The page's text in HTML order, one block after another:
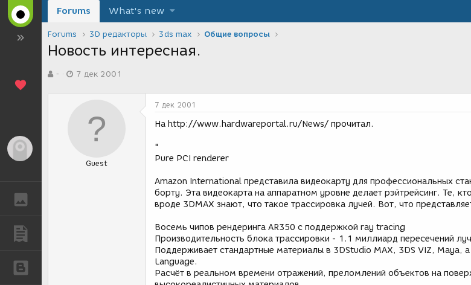
Forums What's new
Forums 3D редакторы 3ds max Общие вопросы
Новость интересная.
в-
а
7 дек 2001
Guest
7 дек 2001
На http://www.hardwareportal.ru/News/ прочитал.
"
Pure PCI renderer
Amazon International представила видеокарту для профессиональных
борту. Эта видеокарта на аппаратном уровне делает рэйтрейсинг. Те,
вроде 3DMAX знают, что такое трассировка лучей. Вот, что
Восемь чипов рендеринга AR350 с поддержкой ray tracing
Производительность блока трассировки - 1.1 миллиард пересечений
Поддерживает стандартные материалы в 3DStudio MAX, 3DS VIZ, Maya,
Language.
Расчёт в реальном времени отражений, преломлений объектов на